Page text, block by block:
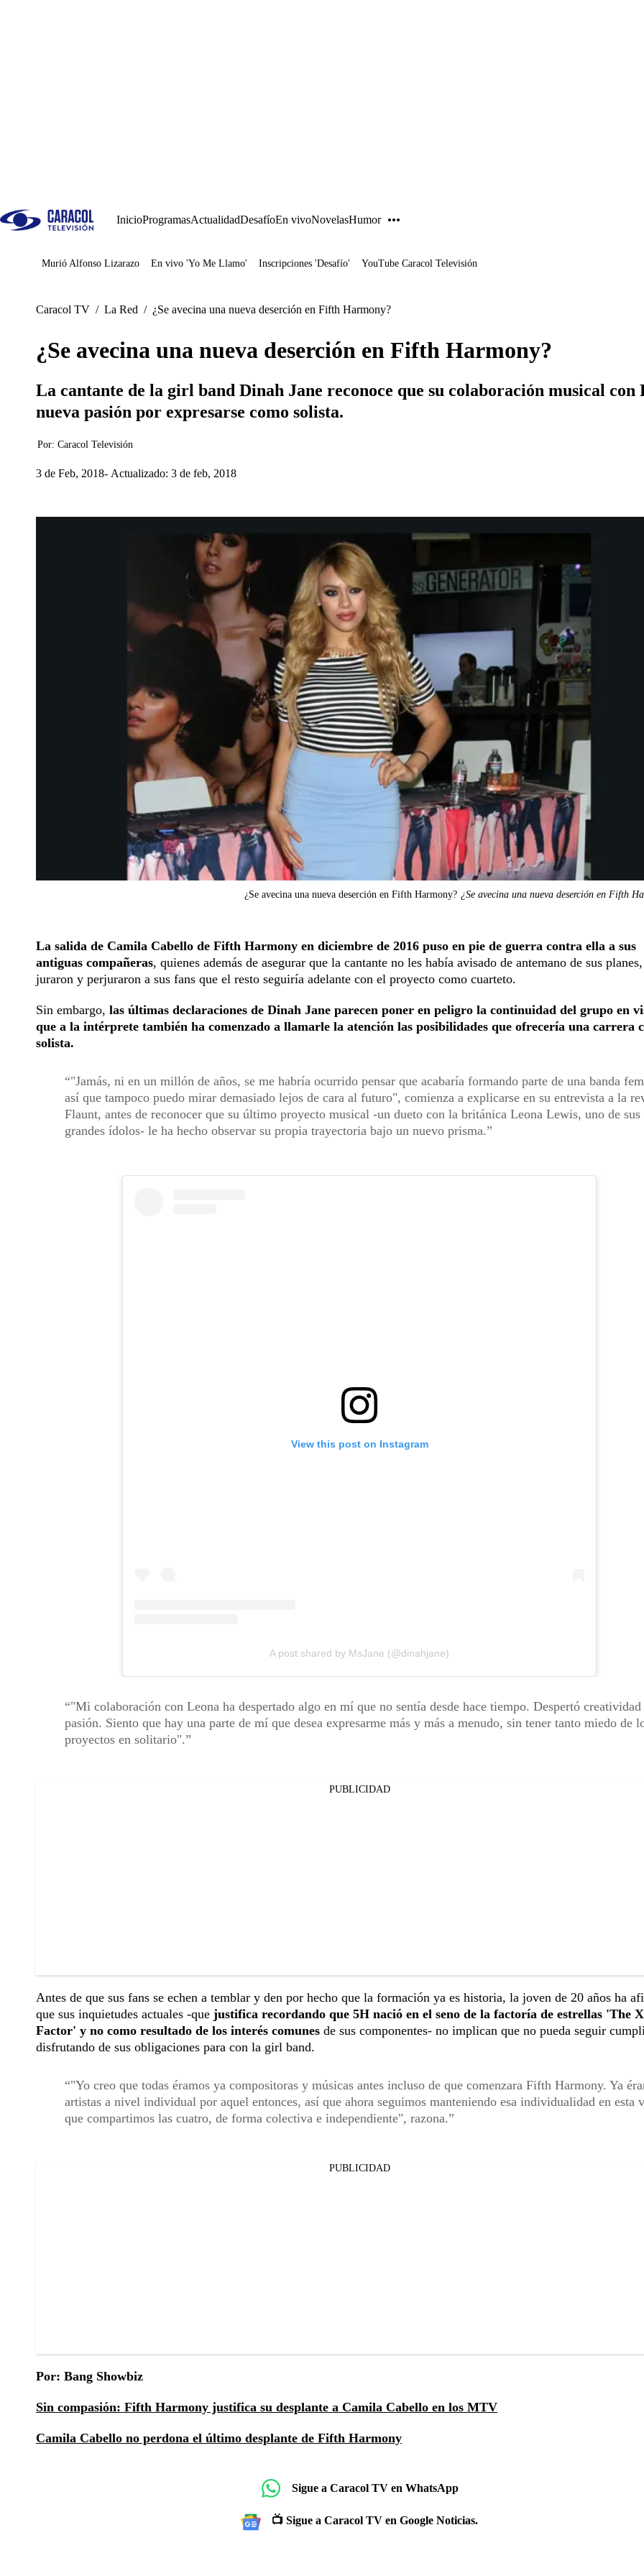
InicioProgramasActualidadDesafíoEn vivoNovelasHumor
Juegos
Murió Alfonso Lizarazo En vivo 'Yo Me Llamo' Inscripciones 'Desafío' YouTube Caracol Televisión
Caracol TV / La Red / ¿Se avecina una nueva deserción en Fifth Harmony?
¿Se avecina una nueva deserción en Fifth Harmony?
La cantante de la girl band Dinah Jane reconoce que su colaboración musical con
nueva pasión por expresarse como solista.
Por: Caracol Televisión
3 de Feb, 2018 Actualizado: 3 de feb, 2018
¿Se avecina una nueva deserción en Fifth Harmony? ¿Se avecina una nueva deserción en Fifth
La salida de Camila Cabello de Fifth Harmony en diciembre de 2016 puso en pie de guerra contra ella a sus
antiguas compañeras, quienes además de asegurar que la cantante no les había avisado de antemano de sus planes,
juraron y perjuraron a sus fans que el resto seguiría adelante con el proyecto como cuarteto.
Sin embargo, las últimas declaraciones de Dinah Jane parecen poner en peligro la continuidad del grupo en
que a la intérprete también ha comenzado a llamarle la atención las posibilidades que ofrecería una carrera
solista.
"Jamás, ni en un millón de años, se me habría ocurrido pensar que acabaría formando parte de una banda
así que tampoco puedo mirar demasiado lejos de cara al futuro", comienza a explicarse en su entrevista a la
Flaunt, antes de reconocer que su último proyecto musical -un dueto con la británica Leona Lewis, uno de sus
grandes ídolos- le ha hecho observar su propia trayectoria bajo un nuevo prisma.
View this post on Instagram
A post shared by MsJane (@dinahjane)
"Mi colaboración con Leona ha despertado algo en mí que no sentía desde hace tiempo. Despertó
pasión. Siento que hay una parte de mí que desea expresarme más y más a menudo, sin tener tanto miedo de
proyectos en solitario".
PUBLICIDAD
Antes de que sus fans se echen a temblar y den por hecho que la formación ya es historia, la joven de 20 años ha
que sus inquietudes actuales -que justifica recordando que 5H nació en el seno de la factoría de estrellas 'The X
Factor' y no como resultado de los interés comunes de sus componentes- no implican que no pueda seguir
disfrutando de sus obligaciones para con la girl band.
"Yo creo que todas éramos ya compositoras y músicas antes incluso de que comenzara Fifth Harmony. Ya
artistas a nivel individual por aquel entonces, así que ahora seguimos manteniendo esa individualidad en esta
que compartimos las cuatro, de forma colectiva e independiente", razona.
PUBLICIDAD
Por: Bang Showbiz
Sin compasión: Fifth Harmony justifica su desplante a Camila Cabello en los MTV
Camila Cabello no perdona el último desplante de Fifth Harmony
Sigue a Caracol TV en WhatsApp
📺 Sigue a Caracol TV en Google Noticias.